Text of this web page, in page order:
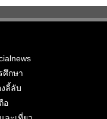
ศึกษา
งลี้ลับ
อ